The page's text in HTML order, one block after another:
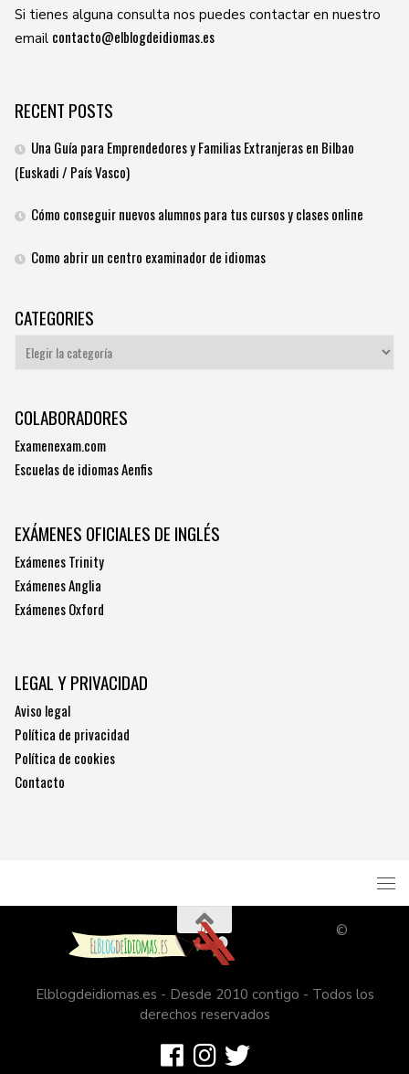
Si tienes alguna consulta nos puedes contactar en nuestro
email contacto@elblogdeidiomas.es
RECENT POSTS
Una Guía para Emprendedores y Familias Extranjeras en Bilbao
(Euskadi / País Vasco)
Cómo conseguir nuevos alumnos para tus cursos y clases online
Como abrir un centro examinador de idiomas
CATEGORIES
Categories
COLABORADORES
Examenexam.com
Escuelas de idiomas Aenfis
EXÁMENES OFICIALES DE INGLÉS
Exámenes Trinity
Exámenes Anglia
Exámenes Oxford
LEGAL Y PRIVACIDAD
Aviso legal
Política de privacidad
Política de cookies
Contacto
©
Elblogdeidiomas.es - Desde 2010 contigo - Todos los
derechos reservados